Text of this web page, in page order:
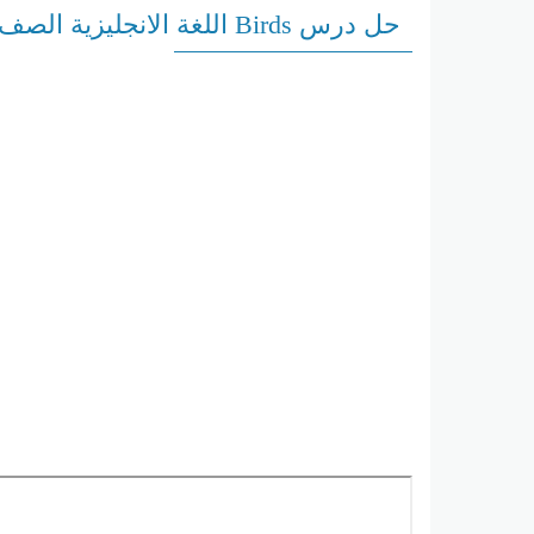
حل درس Birds اللغة الانجليزية الصف السابع